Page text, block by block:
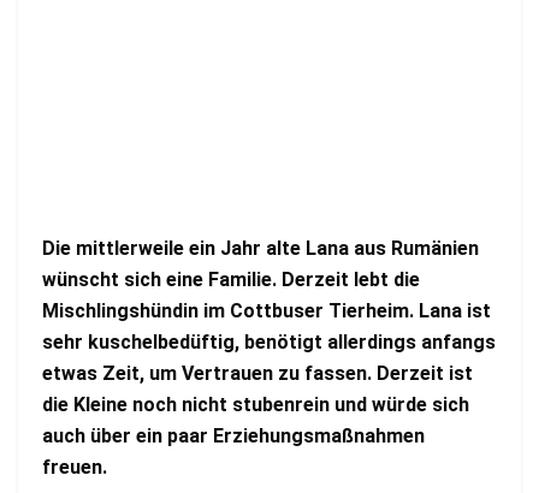
Die mittlerweile ein Jahr alte Lana aus Rumänien
wünscht sich eine Familie. Derzeit lebt die
Mischlingshündin im Cottbuser Tierheim. Lana ist
sehr kuschelbedüftig, benötigt allerdings anfangs
etwas Zeit, um Vertrauen zu fassen. Derzeit ist
die Kleine noch nicht stubenrein und würde sich
auch über ein paar Erziehungsmaßnahmen
freuen.